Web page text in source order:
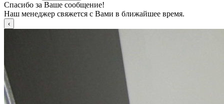
Спасибо за Ваше сообщение!
Наш менеджер свяжется с Вами в ближайшее время.